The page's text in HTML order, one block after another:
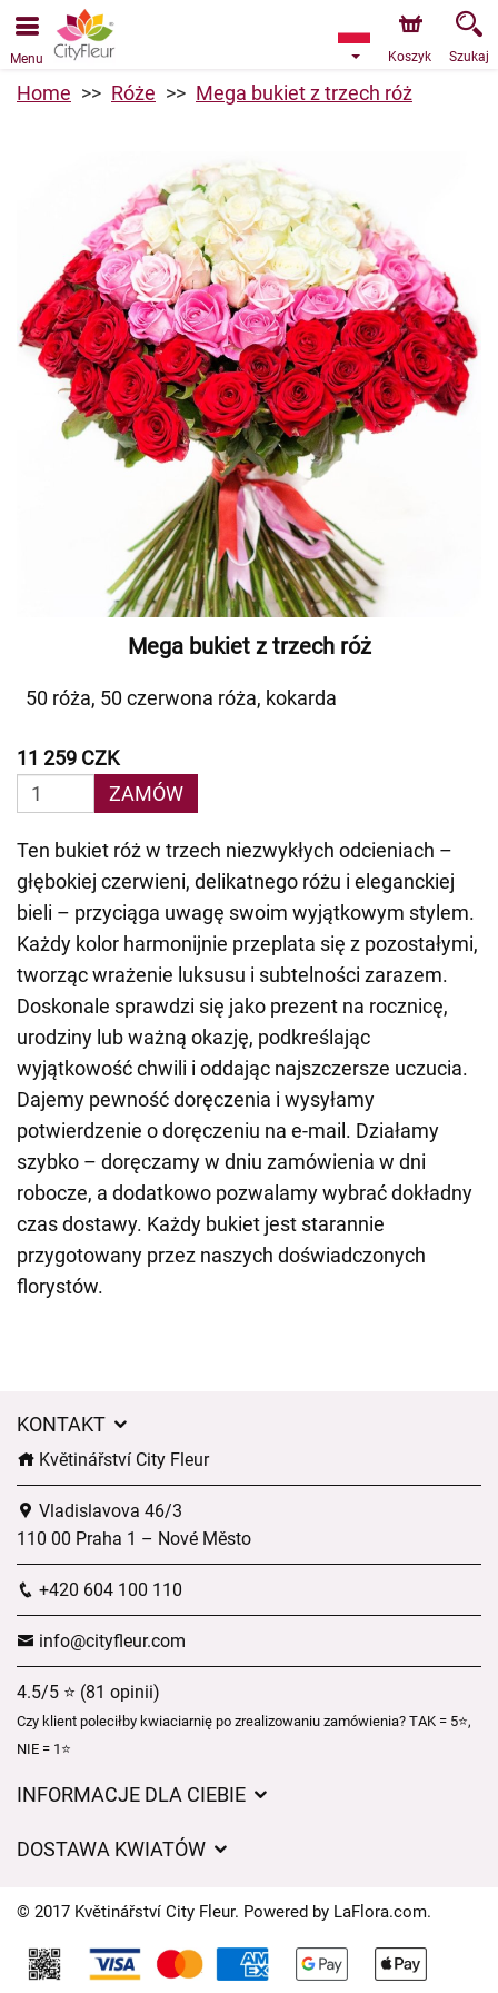
Przyjmujemy zamówienia za pośrednictwem naszego
sklepu internetowego. Najbliższy możliwy termin dostawy
to 07.08.2026 z powodu urlopu.
Menu Koszyk Szukaj
Home Róże Mega bukiet z trzech róż
Mega bukiet z trzech róż
50 róża, 50 czerwona róża, kokarda
11 259 CZK
ZAMÓW
Ten bukiet róż w trzech niezwykłych odcieniach –
głębokiej czerwieni, delikatnego różu i eleganckiej
bieli – przyciąga uwagę swoim wyjątkowym stylem.
Każdy kolor harmonijnie przeplata się z pozostałymi,
tworząc wrażenie luksusu i subtelności zarazem.
Doskonale sprawdzi się jako prezent na rocznicę,
urodziny lub ważną okazję, podkreślając
wyjątkowość chwili i oddając najszczersze uczucia.
Dajemy pewność doręczenia i wysyłamy
potwierdzenie o doręczeniu na e-mail. Działamy
szybko – doręczamy w dniu zamówienia w dni
robocze, a dodatkowo pozwalamy wybrać dokładny
czas dostawy. Każdy bukiet jest starannie
przygotowany przez naszych doświadczonych
florystów.
KONTAKT
Květinářství City Fleur
Vladislavova 46/3
110 00 Praha 1 – Nové Město
+420 604 100 110
info@cityfleur.com
4.5/5 ⭐ (81 opinii)
Czy klient poleciłby kwiaciarnię po zrealizowaniu zamówienia? TAK = 5⭐,
NIE = 1⭐
INFORMACJE DLA CIEBIE
Czasy dostawy kwiatów – przegląd możliwości
DOSTAWA KWIATÓW
Gdzie dostarczamy kwiaty
Ciasteczka
© 2017 Květinářství City Fleur. Powered by LaFlora.com.